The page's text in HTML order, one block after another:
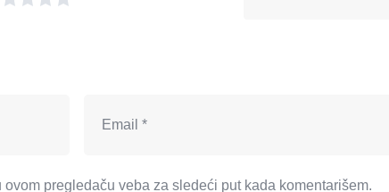
pregledaču veba za sledeći put kada komentarišem.